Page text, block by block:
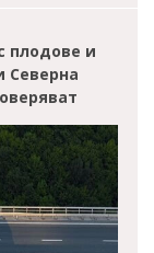
плодове и
Северна